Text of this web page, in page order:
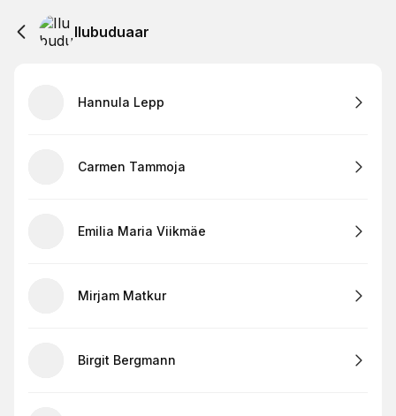
Ilubuduaar
Hannula Lepp
Carmen Tammoja
Emilia Maria Viikmäe
Mirjam Matkur
Birgit Bergmann